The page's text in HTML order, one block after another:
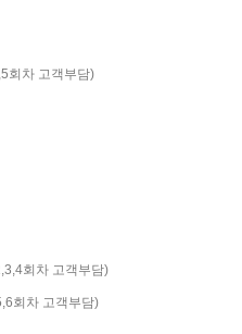
회차 고객부담)
회차 고객부담)
차 고객부담)